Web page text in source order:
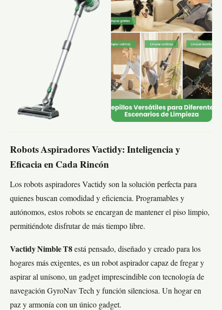
Robots Aspiradores Vactidy: Inteligencia y
Eficacia en Cada Rincón
Los robots aspiradores Vactidy son la solución perfecta para
quienes buscan comodidad y eficiencia. Programables y
autónomos, estos robots se encargan de mantener el piso limpio,
permitiéndote disfrutar de más tiempo libre.
Vactidy Nimble T8 está pensado, diseñado y creado para los
hogares más exigentes, es un robot aspirador capaz de fregar y
aspirar al unísono, un gadget imprescindible con tecnología de
navegación GyroNav Tech y función silenciosa. Un hogar en
paz y armonía con un único gadget.